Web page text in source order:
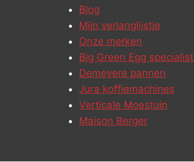
Blog
Mijn verlanglijstje
Onze merken
Big Green Egg specialist
Demeyere pannen
Jura koffiemachines
Verticale Moestuin
Maison Berger